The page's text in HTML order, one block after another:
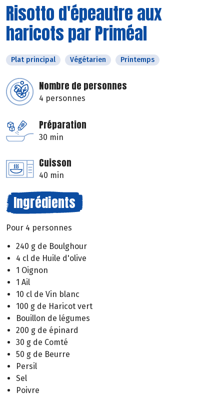
Risotto d'épeautre aux
haricots par Priméal
Plat principal Végétarien Printemps
Nombre de personnes
4 personnes
Préparation
30 min
Cuisson
40 min
Ingrédients
Pour 4 personnes
240 g de Boulghour
4 cl de Huile d'olive
1 Oignon
1 Ail
10 cl de Vin blanc
100 g de Haricot vert
Bouillon de légumes
200 g de épinard
30 g de Comté
50 g de Beurre
Persil
Sel
Poivre